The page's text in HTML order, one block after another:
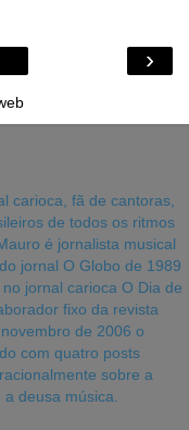
›
carioca, fã de cantoras,
de todos os ritmos
é jornalista musical
jornal O Globo de 1989
jornal carioca O Dia de
fixo da revista
de 2006 o
com quatro posts
sobre a
deusa música.